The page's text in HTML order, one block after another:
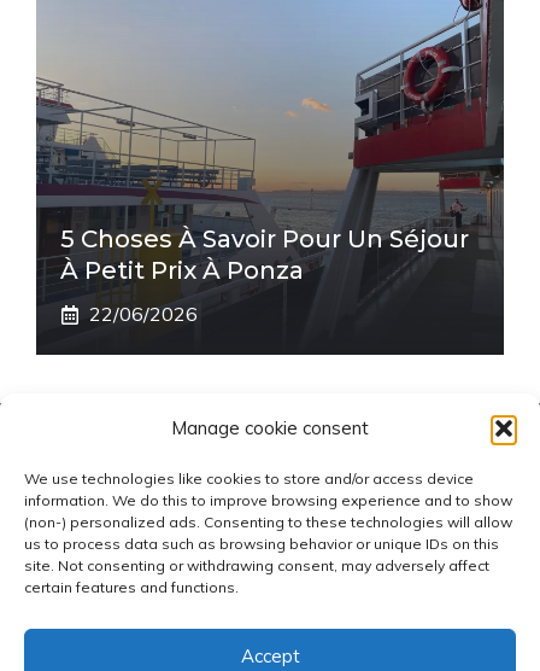
Manage cookie consent
We use technologies like cookies to store and/or access device
information. We do this to improve browsing experience and to show
(non-) personalized ads. Consenting to these technologies will allow
us to process data such as browsing behavior or unique IDs on this
site. Not consenting or withdrawing consent, may adversely affect
certain features and functions.
Accept
5 Choses À Savoir Pour Un Séjour
À Petit Prix À Ponza
22/06/2026
BLOG FERRYFINDER.COM
Dernières nouvelles sur les ferries, conseils de voyage
et itinéraires sélectionnés par l'équipe éditoriale de
blog.ferryfinder.com